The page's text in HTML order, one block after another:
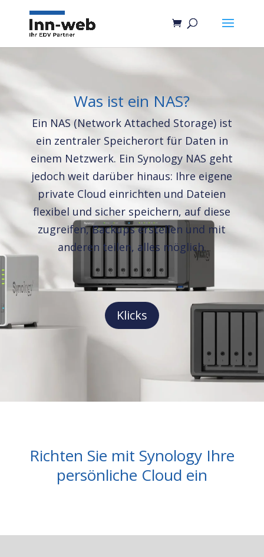
Was ist ein NAS?
Ein NAS (Network Attached Storage) ist
ein zentraler Speicherort für Daten in
einem Netzwerk. Ein Synology NAS geht
jedoch weit darüber hinaus: Ihre eigene
private Cloud einrichten und Dateien
flexibel und sicher speichern, auf diese
zugreifen, Backups erstellen und mit
anderen teilen, alles möglich.
Klicks
Richten Sie mit Synology Ihre
persönliche Cloud ein